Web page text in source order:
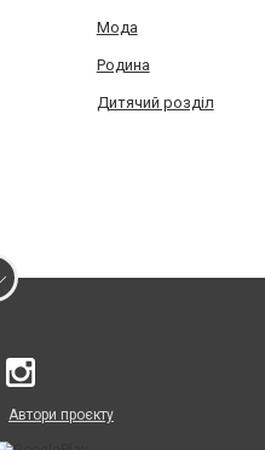
Мода
Родина
Дитячий розділ
Автори проєкту